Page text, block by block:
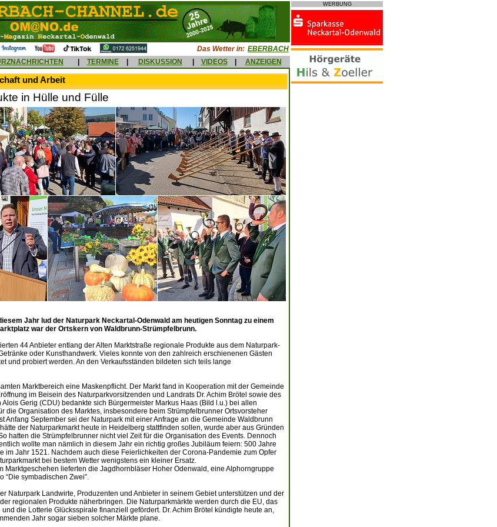
Das Wetter in: EBERBACH
TERMINE DISKUSSION VIDEOS ANZEIGEN
und Arbeit
in Hülle und Fülle
Jahr lud der Naturpark Neckartal-Odenwald am heutigen Sonntag zu einem
war der Ortskern von Waldbrunn-Strümpfelbrunn.
44 Anbieter entlang der Alten Marktstraße regionale Produkte aus dem Naturpark-
oder Kunsthandwerk. Vieles konnte von den zahlreich erschienenen Gästen
und probiert werden. An den Verkaufsständen bildeten sich teils lange
Marktbereich eine Maskenpflicht. Der Markt fand in Kooperation mit der Gemeinde
im Beisein des Naturparkvorsitzenden und Landrats Dr. Achim Brötel sowie des
Gerig (CDU) bedankte sich Bürgermeister Markus Haas (Bild l.u.) bei allen
die Organisation des Marktes, insbesondere beim Strümpfelbrunner Ortsvorsteher
Anfang September sei der Naturpark mit einer Anfrage an die Gemeinde Waldbrunn
der Naturparkmarkt heute in Heidelberg stattfinden sollen, wurde aber aus Gründen
hatten die Strümpfelbrunner nicht viel Zeit für die Organisation des Events. Dennoch
wollte man nämlich in diesem Jahr ein richtig großes Jubiläum feiern: 500 Jahre
im Jahr 1521. Nachdem auch diese Feierlichkeiten der Corona-Pandemie zum Opfer
bei bestem Wetter wenigstens ein kleiner Ersatz.
Marktgeschehen lieferten die Jagdhornbläser Hoher Odenwald, eine Alphorngruppe
“Die symbadischen Zwei”.
Naturpark Landwirte, Produzenten und Anbieter in seinem Gebiet unterstützen und der
regionalen Produkte näherbringen. Die Naturparkmärkte werden durch die EU, das
die Lotterie Glücksspirale finanziell gefördert. Dr. Achim Brötel kündigte heute an,
Jahr sogar sieben solcher Märkte plane.
WERBUNG